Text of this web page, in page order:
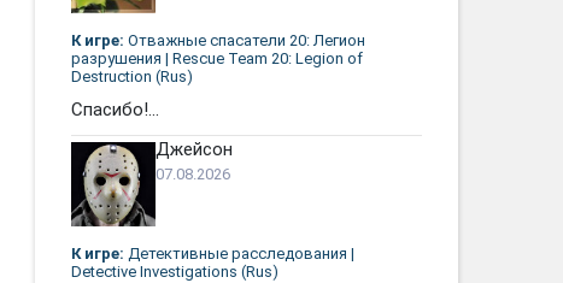
К игре: Отважные спасатели 20: Легион
разрушения | Rescue Team 20: Legion of
Destruction (Rus)
Спасибо!...
Джейсон
07.08.2026
К игре: Детективные расследования |
Detective Investigations (Rus)